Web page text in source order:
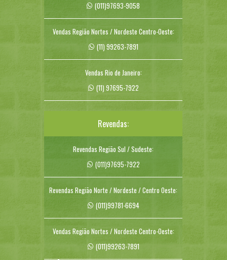
(011)97693-9058
Vendas Região Nortes / Nordeste Centro-Oeste:
(11) 99263-7891
Vendas Rio de Janeiro:
(11) 97695-7922
Revendas:
Revendas Região Sul / Sudeste:
(011)97695-7922
Revendas Região Norte / Nordeste / Centro Oeste:
(011)99781-6694
Vendas Região Nortes / Nordeste Centro-Oeste:
(011)99263-7891